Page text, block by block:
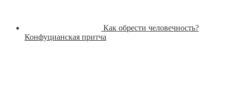
Как обрести человечность?
Конфуцианская притча